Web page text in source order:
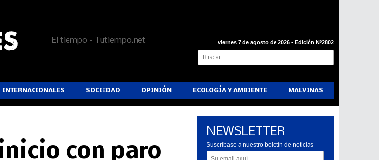
El tiempo - Tutiempo.net viernes 7 de agosto de 2026 - Edición Nº2802
INTERNACIONALES SOCIEDAD OPINIÓN ECOLOGÍA Y AMBIENTE MALVINAS
con paro
NEWSLETTER
Suscríbase a nuestro boletín de noticias